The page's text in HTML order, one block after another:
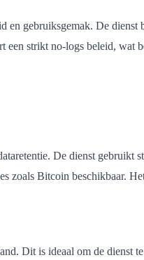
en gebruiksgemak. De
strikt no-logs beleid,
De dienst
zoals Bitcoin beschikbaar.
Dit is ideaal om de